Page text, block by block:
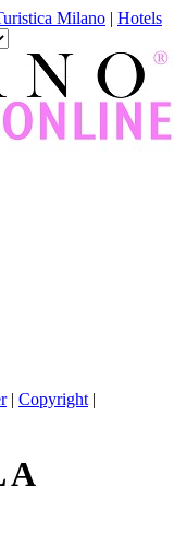
Milano | Hotels
| Copyright |
A